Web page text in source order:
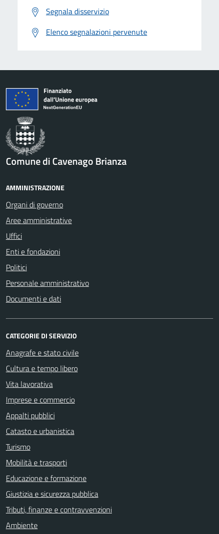
Segnala disservizio
Elenco segnalazioni pervenute
Comune di Cavenago Brianza
AMMINISTRAZIONE
Organi di governo
Aree amministrative
Uffici
Enti e fondazioni
Politici
Personale amministrativo
Documenti e dati
CATEGORIE DI SERVIZIO
Anagrafe e stato civile
Cultura e tempo libero
Vita lavorativa
Imprese e commercio
Appalti pubblici
Catasto e urbanistica
Turismo
Mobilità e trasporti
Educazione e formazione
Giustizia e sicurezza pubblica
Tributi, finanze e contravvenzioni
Ambiente